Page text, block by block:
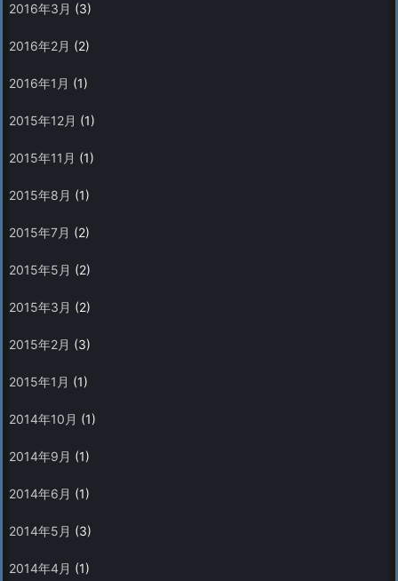
2016年3月 (3)
2016年2月 (2)
2016年1月 (1)
2015年12月 (1)
2015年11月 (1)
2015年8月 (1)
2015年7月 (2)
2015年5月 (2)
2015年3月 (2)
2015年2月 (3)
2015年1月 (1)
2014年10月 (1)
2014年9月 (1)
2014年6月 (1)
2014年5月 (3)
2014年4月 (1)